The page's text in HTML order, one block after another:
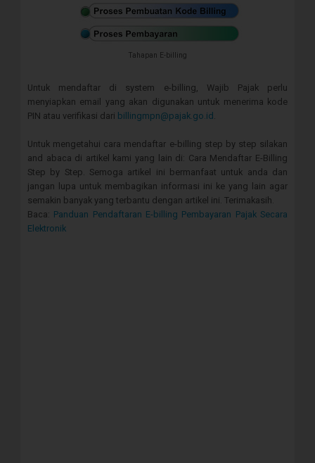
Tahapan E-billing
Untuk mendaftar di system e-billing, Wajib Pajak perlu
menyiapkan email yang akan digunakan untuk menerima kode
PIN atau verifikasi dari billingmpn@pajak.go.id .
Untuk mengetahui cara mendaftar e-billing step by step silakan
and abaca di artikel kami yang lain di: Cara Mendaftar E-Billing
Step by Step. Semoga artikel ini bermanfaat untuk anda dan
jangan lupa untuk membagikan informasi ini ke yang lain agar
semakin banyak yang terbantu dengan artikel ini. Terimakasih.
Baca: Panduan Pendaftaran E-billing Pembayaran Pajak Secara
Elektronik